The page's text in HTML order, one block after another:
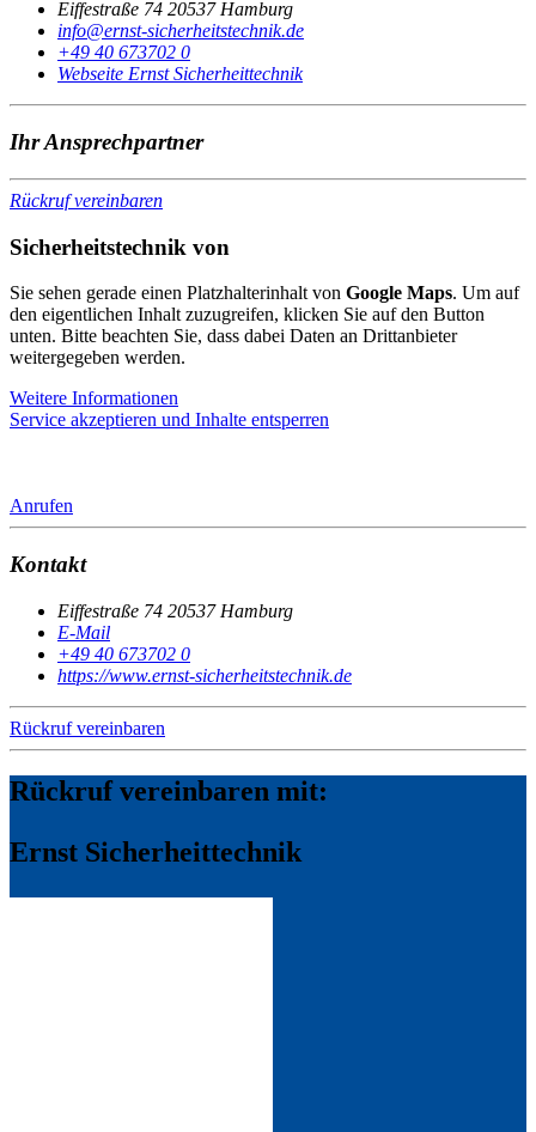
Eiffestraße 74 20537 Hamburg
ed.kinhcetstiehrehcis-tsnre
@ofni
+49 40 673702 0
Webseite Ernst Sicherheittechnik
Ihr Ansprechpartner
Rückruf vereinbaren
Sicherheitstechnik von
Sie sehen gerade einen Platzhalterinhalt von Google Maps. Um auf
den eigentlichen Inhalt zuzugreifen, klicken Sie auf den Button
unten. Bitte beachten Sie, dass dabei Daten an Drittanbieter
weitergegeben werden.
Weitere Informationen
Service akzeptieren und Inhalte entsperren
Anrufen
Kontakt
Eiffestraße 74 20537 Hamburg
E-Mail
+49 40 673702 0
https://www.ernst-sicherheitstechnik.de
Rückruf vereinbaren
Rückruf vereinbaren mit:
Ernst Sicherheittechnik